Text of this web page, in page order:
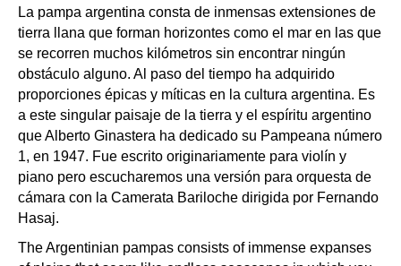
La pampa argentina consta de inmensas extensiones de
tierra llana que forman horizontes como el mar en las que
se recorren muchos kilómetros sin encontrar ningún
obstáculo alguno. Al paso del tiempo ha adquirido
proporciones épicas y míticas en la cultura argentina. Es
a este singular paisaje de la tierra y el espíritu argentino
que Alberto Ginastera ha dedicado su Pampeana número
1, en 1947. Fue escrito originariamente para violín y
piano pero escucharemos una versión para orquesta de
cámara con la Camerata Bariloche dirigida por Fernando
Hasaj.
The Argentinian pampas consists of immense expanses